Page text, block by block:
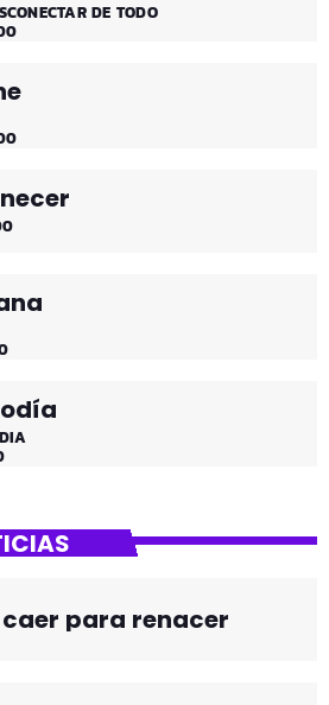
DE TODO
para renacer